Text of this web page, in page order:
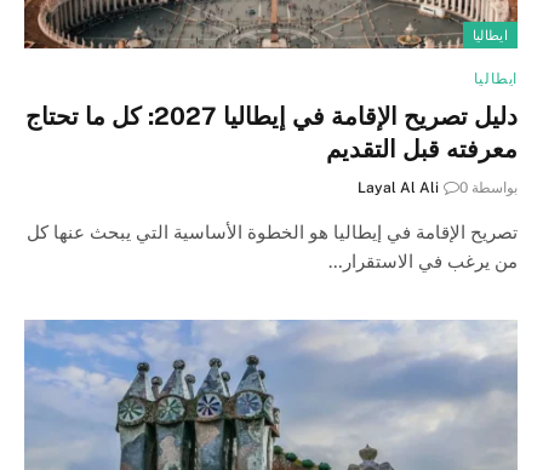
ايطاليا
ايطاليا
دليل تصريح الإقامة في إيطاليا 2027: كل ما تحتاج
معرفته قبل التقديم
بواسطة Layal Al Ali 0
تصريح الإقامة في إيطاليا هو الخطوة الأساسية التي يبحث عنها كل
من يرغب في الاستقرار…